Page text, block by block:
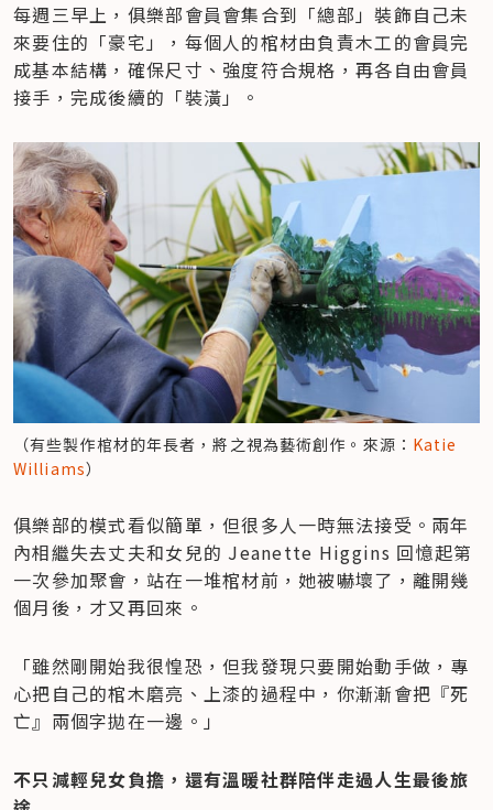
每週三早上，俱樂部會員會集合到「總部」裝飾自己未
來要住的「豪宅」，每個人的棺材由負責木工的會員完
成基本結構，確保尺寸、強度符合規格，再各自由會員
接手，完成後續的「裝潢」。
（有些製作棺材的年長者，將之視為藝術創作。來源： Katie
Williams）
俱樂部的模式看似簡單，但很多人一時無法接受。兩年
內相繼失去丈夫和女兒的 Jeanette Higgins 回憶起第
一次參加聚會，站在一堆棺材前，她被嚇壞了，離開幾
個月後，才又再回來。
「雖然剛開始我很惶恐，但我發現只要開始動手做，專
心把自己的棺木磨亮、上漆的過程中，你漸漸會把『死
亡』兩個字拋在一邊。」
不只減輕兒女負擔，還有溫暖社群陪伴走過人生最後旅